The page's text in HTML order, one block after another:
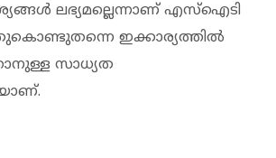
ലഭ്യമല്ലെന്നാണ് എസ്‌ഐടി
ഇക്കാര്യത്തില്‍
സാധ്യത